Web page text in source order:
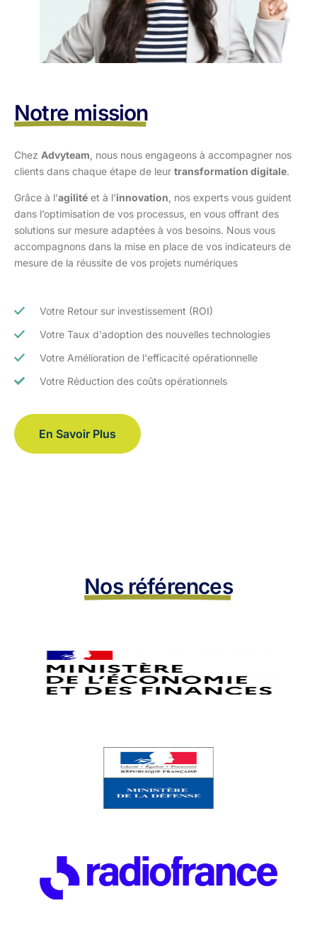
Notre mission
Chez Advyteam , nous nous engageons à accompagner nos
clients dans chaque étape de leur transformation digitale.
Grâce à l’agilité et à l’innovation , nos experts vous guident
dans l’optimisation de vos processus, en vous offrant des
solutions sur mesure adaptées à vos besoins. Nous vous
accompagnons dans la mise en place de vos indicateurs de
mesure de la réussite de vos projets numériques
Votre Retour sur investissement (ROI)
Votre Taux d'adoption des nouvelles technologies
Votre Amélioration de l'efficacité opérationnelle
Votre Réduction des coûts opérationnels
En Savoir Plus
Nos références